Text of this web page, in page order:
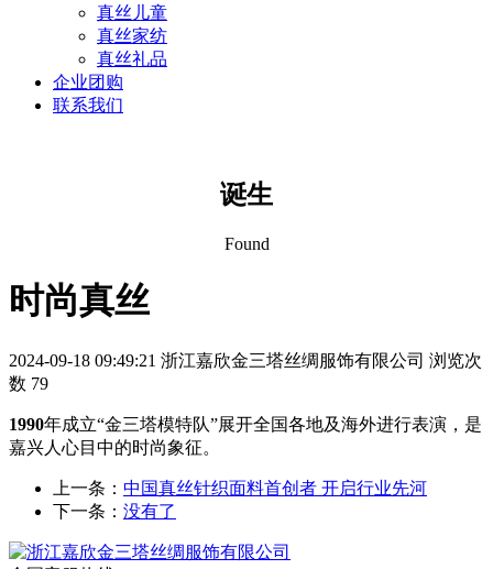
真丝儿童
真丝家纺
真丝礼品
企业团购
联系我们
诞生
Found
时尚真丝
2024-09-18 09:49:21 浙江嘉欣金三塔丝绸服饰有限公司 浏览次
数 79
1990年成立“金三塔模特队”展开全国各地及海外进行表演，是
嘉兴人心目中的时尚象征。
上一条： 中国真丝针织面料首创者 开启行业先河
下一条： 没有了